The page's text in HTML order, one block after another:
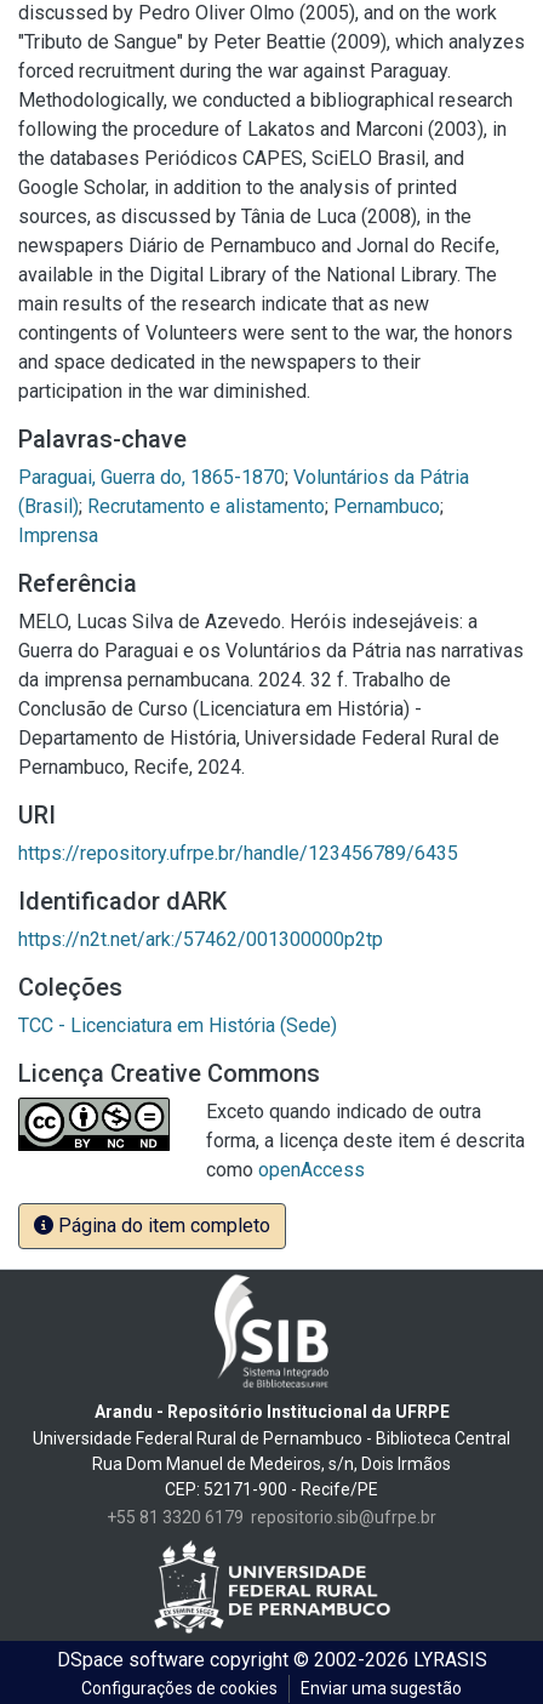
discussed by Pedro Oliver Olmo (2005), and on the work
"Tributo de Sangue" by Peter Beattie (2009), which analyzes
forced recruitment during the war against Paraguay.
Methodologically, we conducted a bibliographical research
following the procedure of Lakatos and Marconi (2003), in
the databases Periódicos CAPES, SciELO Brasil, and
Google Scholar, in addition to the analysis of printed
sources, as discussed by Tânia de Luca (2008), in the
newspapers Diário de Pernambuco and Jornal do Recife,
available in the Digital Library of the National Library. The
main results of the research indicate that as new
contingents of Volunteers were sent to the war, the honors
and space dedicated in the newspapers to their
participation in the war diminished.
Palavras-chave
Paraguai, Guerra do, 1865-1870; Voluntários da Pátria
(Brasil); Recrutamento e alistamento; Pernambuco;
Imprensa
Referência
MELO, Lucas Silva de Azevedo. Heróis indesejáveis: a
Guerra do Paraguai e os Voluntários da Pátria nas narrativas
da imprensa pernambucana. 2024. 32 f. Trabalho de
Conclusão de Curso (Licenciatura em História) -
Departamento de História, Universidade Federal Rural de
Pernambuco, Recife, 2024.
URI
https://repository.ufrpe.br/handle/123456789/6435
Identificador dARK
https://n2t.net/ark:/57462/001300000p2tp
Coleções
TCC - Licenciatura em História (Sede)
Licença Creative Commons
Exceto quando indicado de outra
forma, a licença deste item é descrita
como openAccess
Página do item completo
Arandu - Repositório Institucional da UFRPE
Universidade Federal Rural de Pernambuco - Biblioteca Central
Rua Dom Manuel de Medeiros, s/n, Dois Irmãos
CEP: 52171-900 - Recife/PE
+55 81 3320 6179 repositorio.sib@ufrpe.br
DSpace softwarecopyright © 2002-2026 LYRASIS
Configurações de cookies Enviar uma sugestão